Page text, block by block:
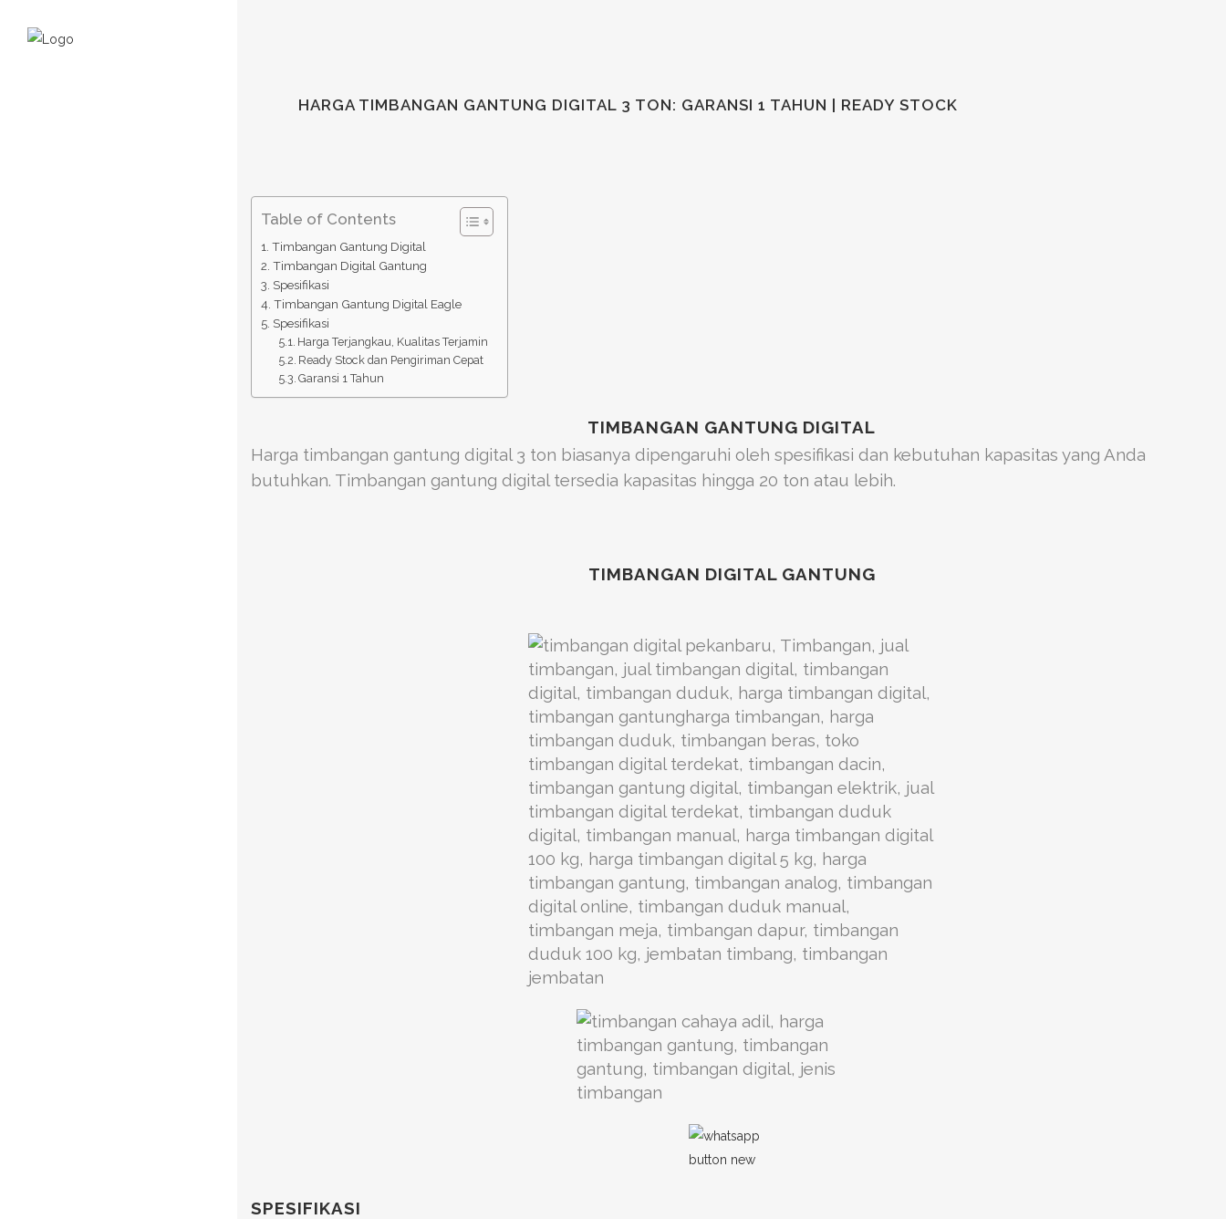
HARGA TIMBANGAN GANTUNG DIGITAL 3 TON: GARANSI 1 TAHUN | READY STOCK
Table of Contents
Timbangan Gantung Digital
Timbangan Digital Gantung
Spesifikasi
Timbangan Gantung Digital Eagle
Spesifikasi
Harga Terjangkau, Kualitas Terjamin
Ready Stock dan Pengiriman Cepat
Garansi 1 Tahun
TIMBANGAN GANTUNG DIGITAL
Harga timbangan gantung digital 3 ton biasanya dipengaruhi oleh spesifikasi dan kebutuhan kapasitas yang Anda
butuhkan. Timbangan gantung digital tersedia kapasitas hingga 20 ton atau lebih.
TIMBANGAN DIGITAL GANTUNG
SPESIFIKASI